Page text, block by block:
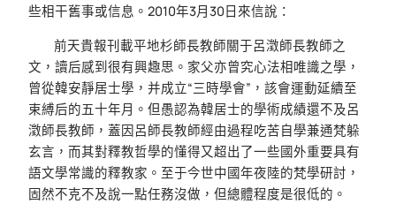
些相干舊事或信息。2010年3月30日來信說：
前天貴報刊載平地杉師長教師關于呂澂師長教師之
文，讀后感到很有興趣思。家父亦曾究心法相唯識之學，
曾從韓安靜居士學，并成立“三時學會”，該會運動延續至
束縛后的五十年月。但愚認為韓居士的學術成績還不及呂
澂師長教師，蓋因呂師長教師經由過程吃苦自學兼通梵躲
玄言，而其對釋教哲學的懂得又超出了一些國外重要具有
語文學常識的釋教家。至于今世中國年夜陸的梵學研討，
固然不克不及說一點任務沒做，但總體程度是很低的。